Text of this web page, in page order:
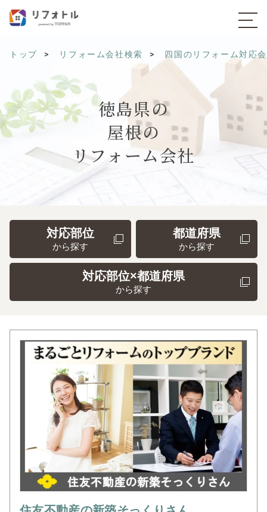
トップ リフォーム会社検索 四国のリフォーム対応
徳島県の
屋根の
リフォーム会社
対応部位
から探す
都道府県
から探す
対応部位×都道府県
から探す